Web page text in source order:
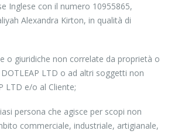
Inglese con il numero 10955865,
Alexandra Kirton, in qualità di
o giuridiche non correlate da proprietà o
LTD o ad altri soggetti non
LTD e/o al Cliente;
persona che agisce per scopi non
commerciale, industriale, artigianale,